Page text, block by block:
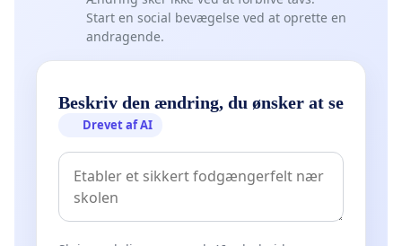
Start en social bevægelse ved at oprette en
andragende.
Beskriv den ændring, du ønsker at se
Drevet af AI